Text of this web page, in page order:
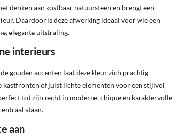
denken aan kostbaar natuursteen en brengt een
Daardoor is deze afwerking ideaal voor wie een
elegante uitstraling.
interieurs
gouden accenten laat deze kleur zich prachtig
kastfronten of juist lichte elementen voor een stijlvol
tot zijn recht in moderne, chique en karaktervolle
staan.
aan